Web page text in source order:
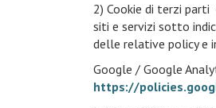
2) Cookie di terzi
siti e servizi sotto
delle relative policy e
Google / Google
https://